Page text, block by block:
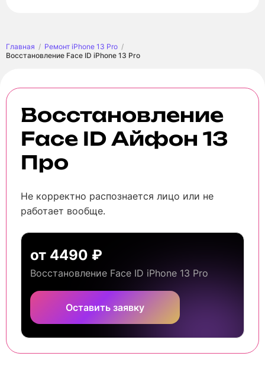
Главная
Ремонт iPhone 13 Pro
Восстановление Face ID iPhone 13 Pro
Восстановление
Face ID Айфон 13
Про
Не корректно распознается лицо или не
работает вообще.
от 4490 ₽
Восстановление Face ID iPhone 13 Pro
Оставить заявку